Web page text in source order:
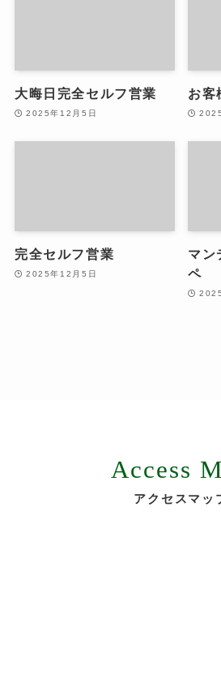
大晦日完全セルフ営業
2025年12月5日
お客
完全セルフ営業
2025年12月5日
マン
ペ
Access
アクセスマッ